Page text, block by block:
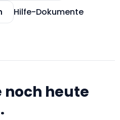
Hilfe-Dokumente
noch heute